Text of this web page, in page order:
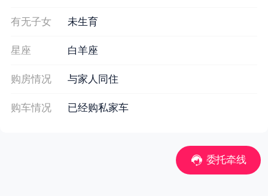
有无子女 未生育
星座 白羊座
购房情况 与家人同住
购车情况 已经购私家车
委托牵线